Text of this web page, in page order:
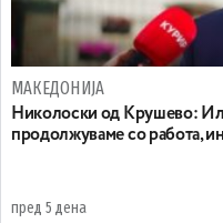
МАКЕДОНИЈА
Николоски од Крушево:
продолжуваме со работа,
пред 5 дена